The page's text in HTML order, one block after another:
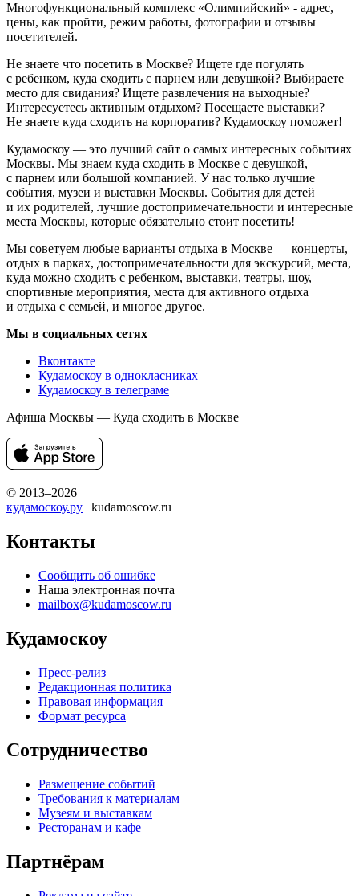
Многофункциональный комплекс «Олимпийский» - адрес,
цены, как пройти, режим работы, фотографии и отзывы
посетителей.
Не знаете что посетить в Москве? Ищете где погулять
с ребенком, куда сходить с парнем или девушкой? Выбираете
место для свидания? Ищете развлечения на выходные?
Интересуетесь активным отдыхом? Посещаете выставки?
Не знаете куда сходить на корпоратив? Кудамоскоу поможет!
Кудамоскоу — это лучший сайт о самых интересных событиях
Москвы. Мы знаем куда сходить в Москве с девушкой,
с парнем или большой компанией. У нас только лучшие
события, музеи и выставки Москвы. События для детей
и их родителей, лучшие достопримечательности и интересные
места Москвы, которые обязательно стоит посетить!
Мы советуем любые варианты отдыха в Москве — концерты,
отдых в парках, достопримечательности для экскурсий, места,
куда можно сходить с ребенком, выставки, театры, шоу,
спортивные мероприятия, места для активного отдыха
и отдыха с семьей, и многое другое.
Мы в социальных сетях
Вконтакте
Кудамоскоу в однокласниках
Кудамоскоу в телеграме
Афиша Москвы — Куда сходить в Москве
© 2013–2026
кудамоскоу.ру | kudamoscow.ru
Контакты
Сообщить об ошибке
Наша электронная почта
mailbox@kudamoscow.ru
Кудамоскоу
Пресс-релиз
Редакционная политика
Правовая информация
Формат ресурса
Сотрудничество
Размещение событий
Требования к материалам
Музеям и выставкам
Ресторанам и кафе
Партнёрам